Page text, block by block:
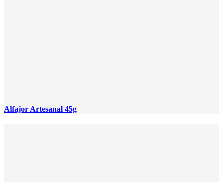
Alfajor Artesanal 45g